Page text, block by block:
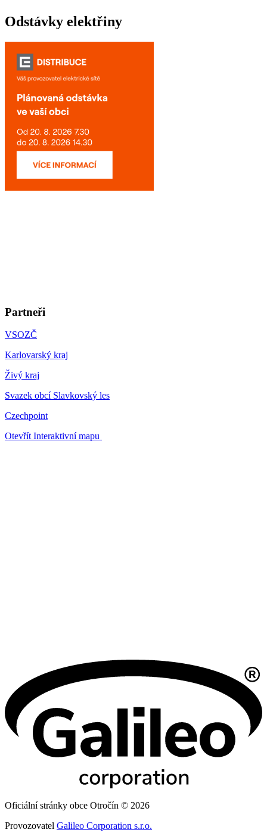
Odstávky elektřiny
Partneři
VSOZČ
Karlovarský kraj
Živý kraj
Svazek obcí Slavkovský les
Czechpoint
Otevřít Interaktivní mapu
Oficiální stránky obce Otročín © 2026
Provozovatel Galileo Corporation s.r.o.